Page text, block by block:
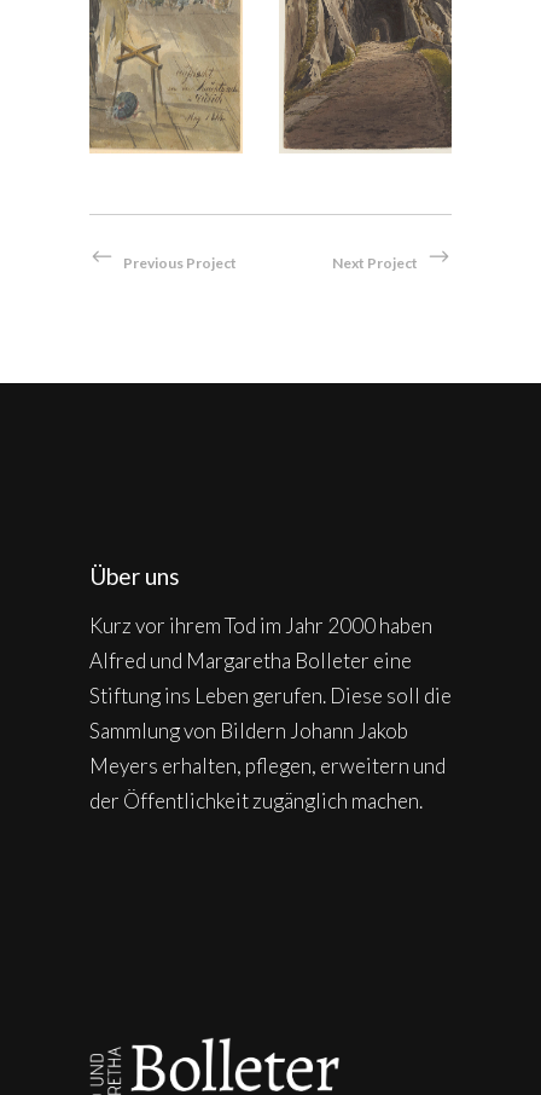
Previous Project Next Project
Über uns
Kurz vor ihrem Tod im Jahr 2000 haben
Alfred und Margaretha Bolleter eine
Stiftung ins Leben gerufen. Diese soll die
Sammlung von Bildern Johann Jakob
Meyers erhalten, pflegen, erweitern und
der Öffentlichkeit zugänglich machen.